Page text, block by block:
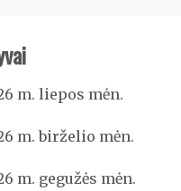
m. liepos mėn.
m. birželio mėn.
m. gegužės mėn.